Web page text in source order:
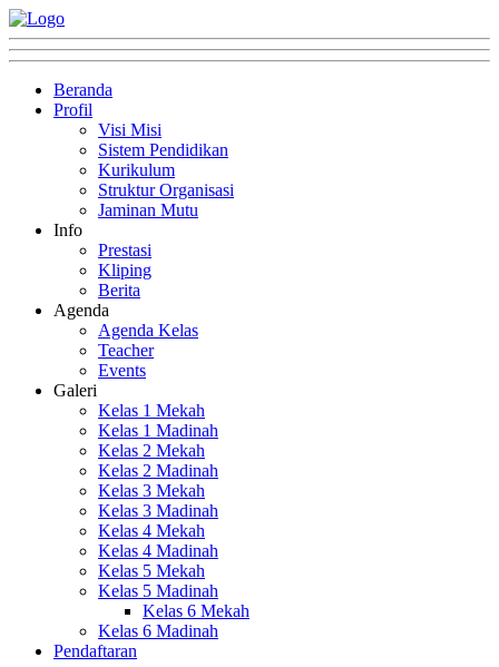
Beranda
Profil
Visi Misi
Sistem Pendidikan
Kurikulum
Struktur Organisasi
Jaminan Mutu
Info
Prestasi
Kliping
Berita
Agenda
Agenda Kelas
Teacher
Events
Galeri
Kelas 1 Mekah
Kelas 1 Madinah
Kelas 2 Mekah
Kelas 2 Madinah
Kelas 3 Mekah
Kelas 3 Madinah
Kelas 4 Mekah
Kelas 4 Madinah
Kelas 5 Mekah
Kelas 5 Madinah
Kelas 6 Mekah
Kelas 6 Madinah
Pendaftaran